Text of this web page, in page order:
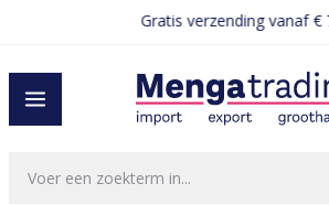
Gratis verzending vanaf €